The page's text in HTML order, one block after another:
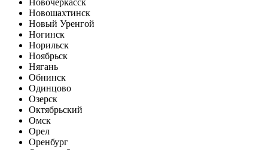
Новошахтинск
Новый Уренгой
Ногинск
Норильск
Ноябрьск
Нягань
Обнинск
Одинцово
Озерск
Октябрьский
Омск
Орел
Оренбург